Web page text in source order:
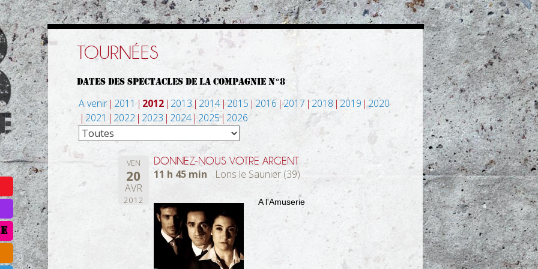
TOURNÉES
DATES DES SPECTACLES DE LA COMPAGNIE N°8
A venir 2011 2012 2013 2014 2015 2016 2017 2018 2019 2020
2021
2022 2023 2024 2025 2026
VEN
20
AVR
2012
DONNEZ-NOUS VOTRE ARGENT
11 h 45 min Lons le Saunier (39)
A l'Amuserie